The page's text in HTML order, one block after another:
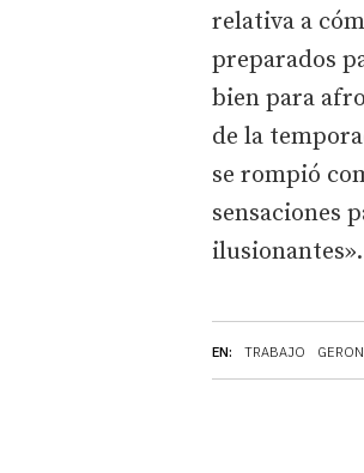
EN: TRABAJO
relativa a
preparados
bien para
de la
se rompió
sensaciones
ilusionantes».